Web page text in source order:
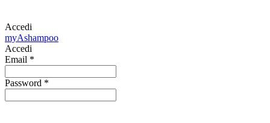
Accedi
myAshampoo
Accedi
Email *
Password *